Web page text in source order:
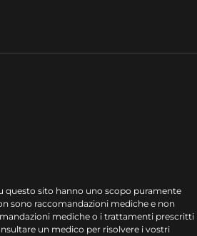
questo sito hanno uno scopo puramente
sono raccomandazioni mediche e non
mediche o i trattamenti prescritti
un medico per risolvere i vostri